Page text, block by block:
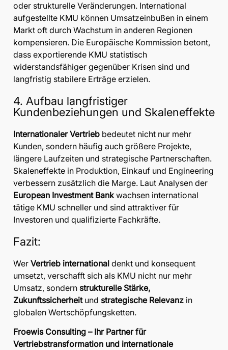
oder strukturelle Veränderungen. International
aufgestellte KMU können Umsatzeinbußen in einem
Markt oft durch Wachstum in anderen Regionen
kompensieren. Die Europäische Kommission betont,
dass exportierende KMU statistisch
widerstandsfähiger gegenüber Krisen sind und
langfristig stabilere Erträge erzielen.
4. Aufbau langfristiger
Kundenbeziehungen und Skaleneffekte
Internationaler Vertrieb bedeutet nicht nur mehr
Kunden, sondern häufig auch größere Projekte,
längere Laufzeiten und strategische Partnerschaften.
Skaleneffekte in Produktion, Einkauf und Engineering
verbessern zusätzlich die Marge. Laut Analysen der
European Investment Bankwachsen international
tätige KMU schneller und sind attraktiver für
Investoren und qualifizierte Fachkräfte.
Fazit:
Wer Vertrieb international denkt und konsequent
umsetzt, verschafft sich als KMU nicht nur mehr
Umsatz, sondern strukturelle Stärke,
Zukunftssicherheitund strategische Relevanz in
globalen Wertschöpfungsketten.
Froewis Consulting – Ihr Partner für
Vertriebstransformation und internationale